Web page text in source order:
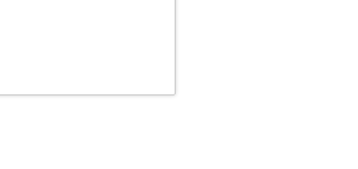
για καλύτερη
αλλαγές! Company info Η